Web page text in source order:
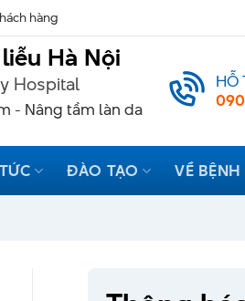
hàng
Hà Nội
Hospital
- Nâng tầm làn da
HỖ
ĐÀO TẠO VỀ